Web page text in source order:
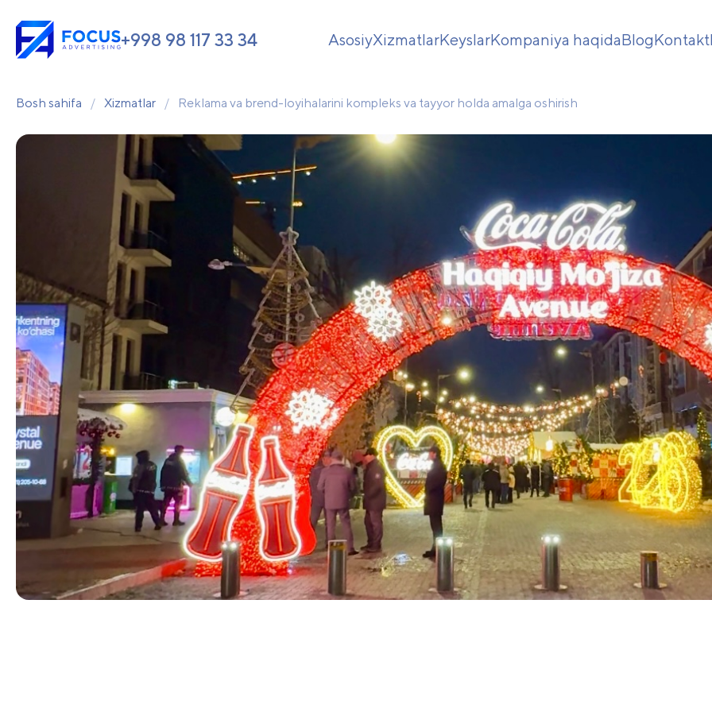
+998 98 117 33 34 AsosiyXizmatlarKeyslarKompaniya haqidaBlog
Bosh sahifa / Xizmatlar / Reklama va brend-loyihalarini kompleks va tayyor holda amalga oshirish